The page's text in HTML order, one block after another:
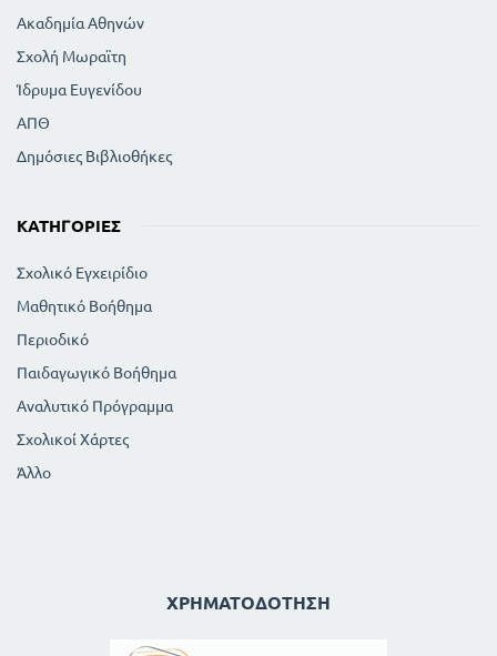
Ακαδημία Αθηνών
Σχολή Μωραϊτη
Ίδρυμα Ευγενίδου
ΑΠΘ
Δημόσιες Βιβλιοθήκες
ΚΑΤΗΓΟΡΊΕΣ
Σχολικό Εγχειρίδιο
Μαθητικό Βοήθημα
Περιοδικό
Παιδαγωγικό Βοήθημα
Αναλυτικό Πρόγραμμα
Σχολικοί Χάρτες
Άλλο
ΧΡΗΜΑΤΟΔΌΤΗΣΗ